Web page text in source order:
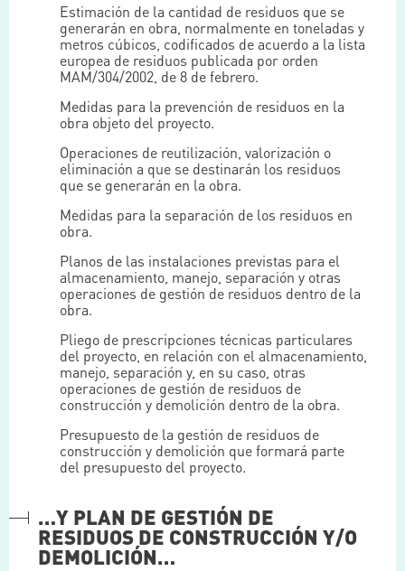
Estimación de la cantidad de residuos que se
generarán en obra, normalmente en toneladas y
metros cúbicos, codificados de acuerdo a la lista
europea de residuos publicada por orden
MAM/304/2002, de 8 de febrero.
Medidas para la prevención de residuos en la
obra objeto del proyecto.
Operaciones de reutilización, valorización o
eliminación a que se destinarán los residuos
que se generarán en la obra.
Medidas para la separación de los residuos en
obra.
Planos de las instalaciones previstas para el
almacenamiento, manejo, separación y otras
operaciones de gestión de residuos dentro de la
obra.
Pliego de prescripciones técnicas particulares
del proyecto, en relación con el almacenamiento,
manejo, separación y, en su caso, otras
operaciones de gestión de residuos de
construcción y demolición dentro de la obra.
Presupuesto de la gestión de residuos de
construcción y demolición que formará parte
del presupuesto del proyecto.
…Y PLAN DE GESTIÓN DE
RESIDUOS DE CONSTRUCCIÓN Y/O
DEMOLICIÓN…